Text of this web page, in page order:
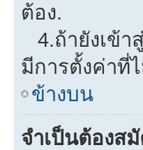
ต้อง.
4.ถ้ายังเข้า
มีการตั้งค่าที่
ข้างบน
จำเป็นต้องส